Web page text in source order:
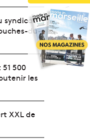
syndicat
du-
500
les
XXL de